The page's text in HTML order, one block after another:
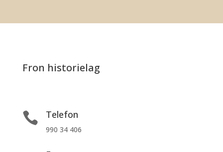
Fron historielag
 Telefon
990 34 406